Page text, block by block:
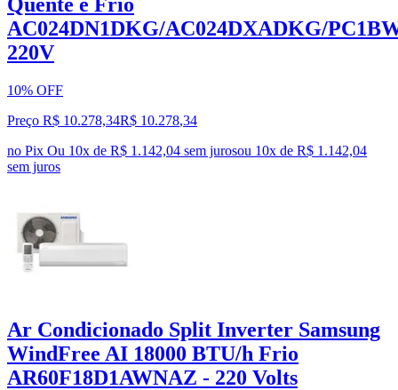
AC024DN1DKG/AC024DXADKG/
220V
10% OFF
Preço R$ 10.278,34R$ 10.278,34
no Pix Ou 10x de R$ 1.142,04 sem jurosou 10x de R$ 1.142,04
sem juros
Ar Condicionado Split Inverter Samsung
WindFree AI 18000 BTU/h Frio
AR60F18D1AWNAZ - 220 Volts